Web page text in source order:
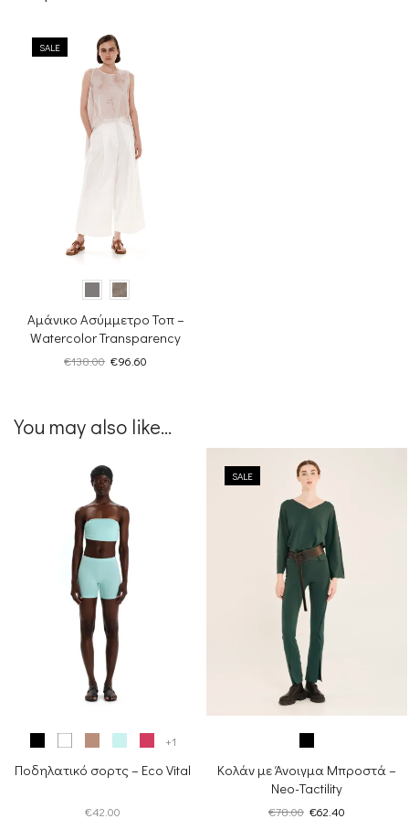
SALE
Αμάνικο Ασύμμετρο Τοπ –
Watercolor Transparency
€138.00 Original
€96.60
€96.60.
You may also like...
+1
Ποδηλατικό σορτς – Eco Vital
€42.00
SALE
Κολάν με Άνοιγμα Μπροστά –
Neo-Tactility
€78.00 Original
€62.40